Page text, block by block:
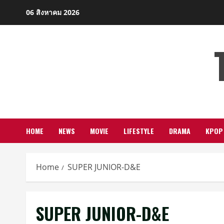
06 สิงหาคม 2026
HOME NEWS MOVIE LIFESTYLE DRAMA KPOP
Home SUPER JUNIOR-D&E
SUPER JUNIOR-D&E